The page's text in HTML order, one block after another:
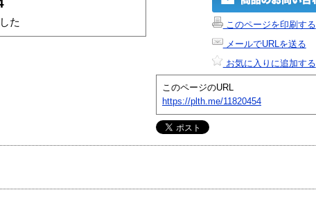
た
このページを印刷する
メールでURLを送る
お気に入りに追加する
このページのURL
https://plth.me/11820454